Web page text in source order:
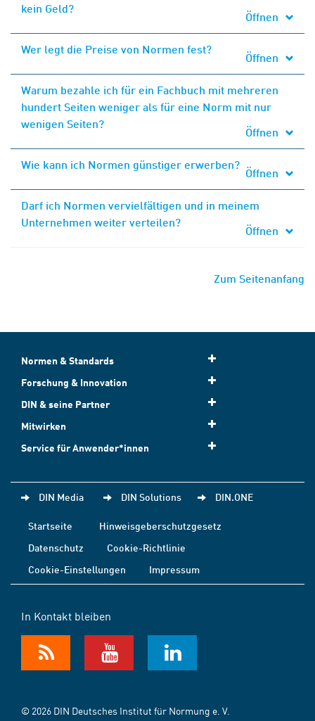
kein Geld?
Öffnen
Wer legt die Preise von Normen fest?
Öffnen
Warum bezahle ich für ein Fachbuch mit mehreren
hundert Seiten weniger als für eine Norm mit nur
wenigen Seiten?
Öffnen
Wie kann ich Normen günstiger erwerben?
Öffnen
Darf ich Normen vervielfältigen und in meinem
Unternehmen weiter verteilen?
Öffnen
Zum Seitenanfang
Normen & Standards
Forschung & Innovation
DIN & seine Partner
Mitwirken
Service für Anwender*innen
DIN Media DIN Solutions DIN.ONE
Startseite
Hinweisgeberschutzgesetz
Datenschutz
Cookie-Richtlinie
Cookie-Einstellungen
Impressum
In Kontakt bleiben
© 2026 DIN Deutsches Institut für Normung e. V.